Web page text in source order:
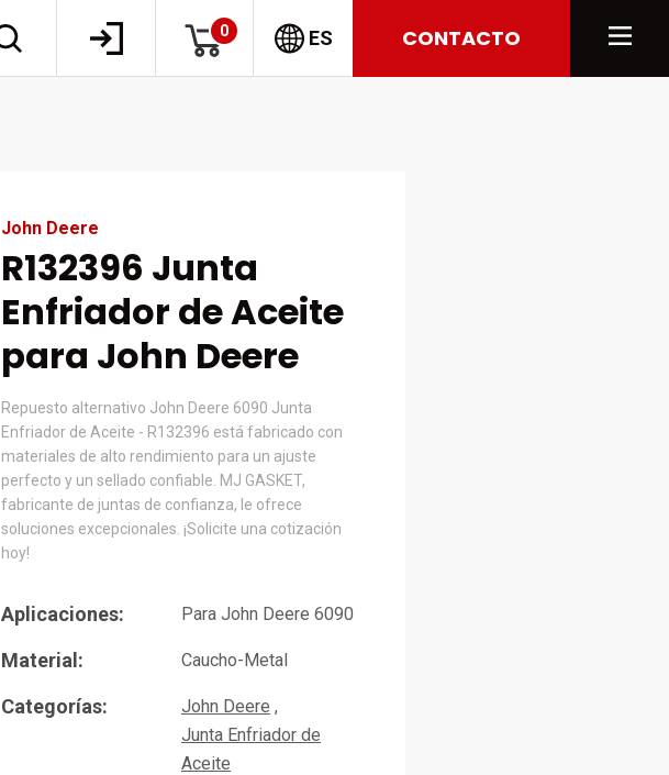
0 ES CONTACTO
John Deere
R132396 Junta
Enfriador de Aceite
para John Deere
Repuesto alternativo John Deere 6090 Junta
Enfriador de Aceite - R132396 está fabricado con
materiales de alto rendimiento para un ajuste
perfecto y un sellado confiable. MJ GASKET,
fabricante de juntas de confianza, le ofrece
soluciones excepcionales. ¡Solicite una cotización
hoy!
Aplicaciones: Para John Deere 6090
Material: Caucho-Metal
Categorías:
John Deere
Junta Enfriador de
Aceite